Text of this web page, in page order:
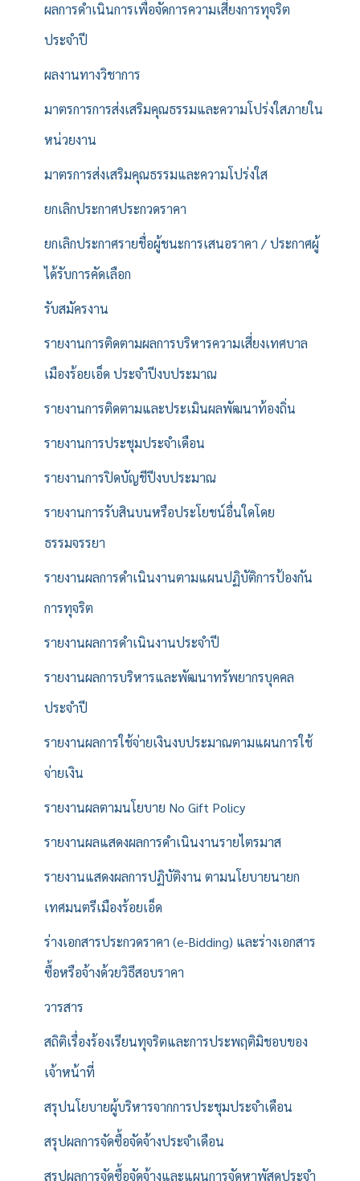
ผลการดำเนินการเพื่อจัดการความเสี่ยงการทุจริต
ประจำปี
ผลงานทางวิชาการ
มาตรการการส่งเสริมคุณธรรมและความโปร่งใสภายใน
หน่วยงาน
มาตรการส่งเสริมคุณธรรมและความโปร่งใส
ยกเลิกประกาศประกวดราคา
ยกเลิกประกาศรายชื่อผู้ชนะการเสนอราคา / ประกาศผู้
ได้รับการคัดเลือก
รับสมัครงาน
รายงานการติดตามผลการบริหารความเสี่ยงเทศบาล
เมืองร้อยเอ็ด ประจำปีงบประมาณ
รายงานการติดตามและประเมินผลพัฒนาท้องถิ่น
รายงานการประชุมประจำเดือน
รายงานการปิดบัญชีปีงบประมาณ
รายงานการรับสินบนหรือประโยชน์อื่นใดโดย
ธรรมจรรยา
รายงานผลการดำเนินงานตามแผนปฏิบัติการป้องกัน
การทุจริต
รายงานผลการดำเนินงานประจำปี
รายงานผลการบริหารและพัฒนาทรัพยากรบุคคล
ประจำปี
รายงานผลการใช้จ่ายเงินงบประมาณตามแผนการใช้
จ่ายเงิน
รายงานผลตามนโยบาย No Gift Policy
รายงานผลแสดงผลการดำเนินงานรายไตรมาส
รายงานแสดงผลการปฏิบัติงาน ตามนโยบายนายก
เทศมนตรีเมืองร้อยเอ็ด
ร่างเอกสารประกวดราคา (e-Bidding) และร่างเอกสาร
ซื้อหรือจ้างด้วยวิธีสอบราคา
วารสาร
สถิติเรื่องร้องเรียนทุจริตและการประพฤติมิชอบของ
เจ้าหน้าที่
สรุปนโยบายผู้บริหารจากการประชุมประจำเดือน
สรุปผลการจัดซื้อจัดจ้างประจำเดือน
สรุปผลการจัดซื้อจัดจ้างและแผนการจัดหาพัสดุประจำ